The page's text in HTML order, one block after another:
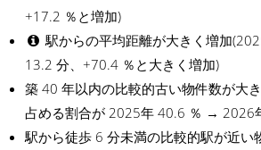
+17.2 ％と増加)
駅からの平均距離が大きく増加
13.2 分、+70.4 ％と大きく増加)
築 40 年以内の比較的古い物件数が大
占める割合が 2025年 40.6 ％ → 2026
駅から徒歩 6 分未満の比較的駅が近い